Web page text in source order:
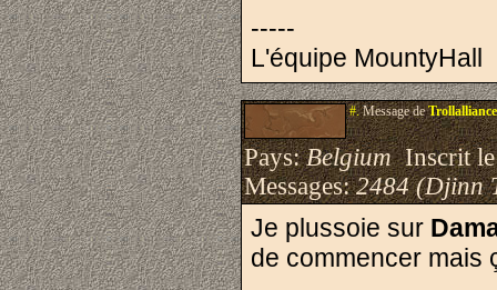
-----
L'équipe MountyHall
#.Message deTrollalliance
Pays:BelgiumInscrit
Messages:2484 (Djinn
Je plussoie sur
de commencer mais